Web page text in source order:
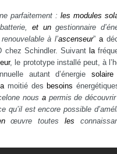
parfaitement : les modules
et ungestionnaire
à l’ascenseur”a
chez Schindler. Suivant la
, le prototype installé peut, à
autant d’énergie solaire
lamoitié des besoins
nous apermis de
qu’il est encore possible
œuvre toutesles